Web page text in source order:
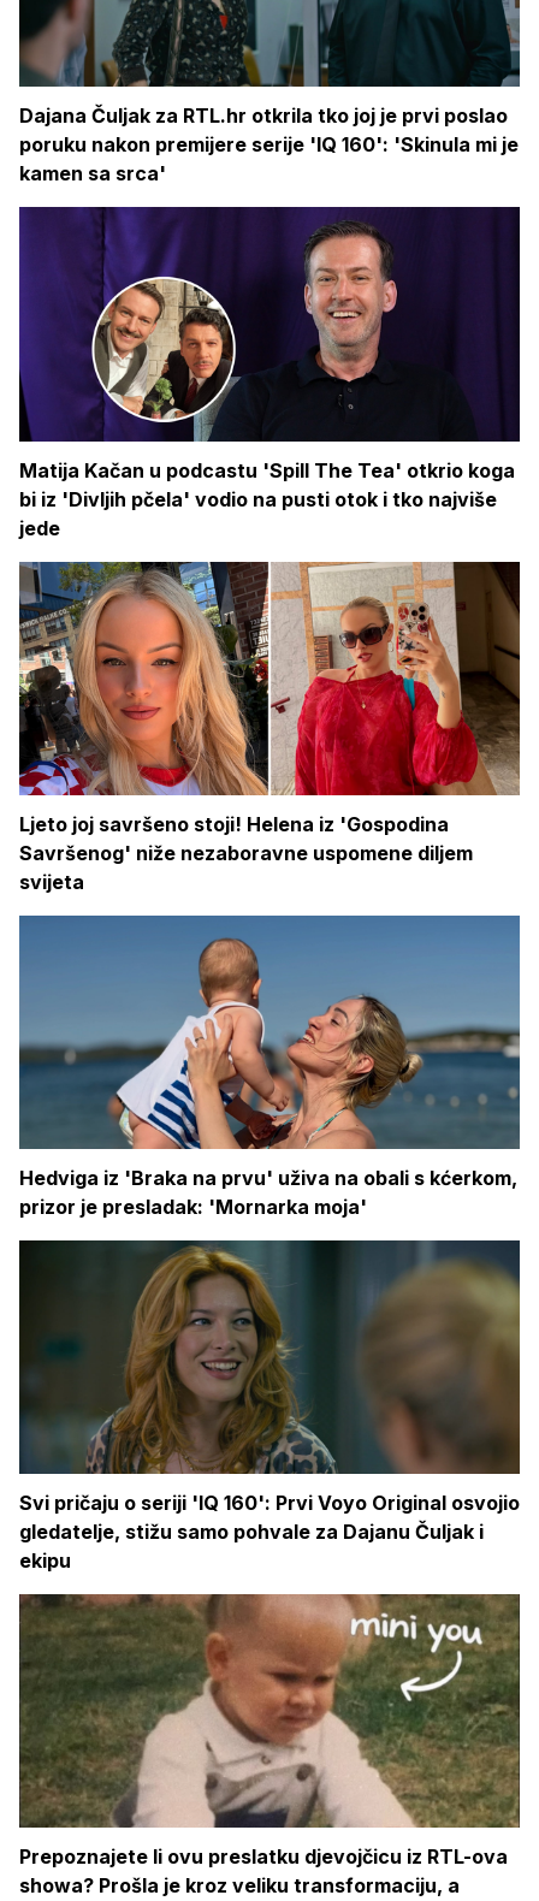
Dajana Čuljak za RTL.hr otkrila tko joj je prvi poslao
poruku nakon premijere serije 'IQ 160': 'Skinula mi je
kamen sa srca'
Matija Kačan u podcastu 'Spill The Tea' otkrio koga
bi iz 'Divljih pčela' vodio na pusti otok i tko najviše
jede
Ljeto joj savršeno stoji! Helena iz 'Gospodina
Savršenog' niže nezaboravne uspomene diljem
svijeta
Hedviga iz 'Braka na prvu' uživa na obali s kćerkom,
prizor je presladak: 'Mornarka moja'
Svi pričaju o seriji 'IQ 160': Prvi Voyo Original osvojio
gledatelje, stižu samo pohvale za Dajanu Čuljak i
ekipu
Prepoznajete li ovu preslatku djevojčicu iz RTL-ova
showa? Prošla je kroz veliku transformaciju, a